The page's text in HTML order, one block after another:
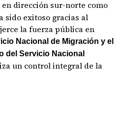
en dirección sur-norte como
sido exitoso gracias al
la fuerza pública en
Nacional de Migración y el
del Servicio Nacional
un control integral de la